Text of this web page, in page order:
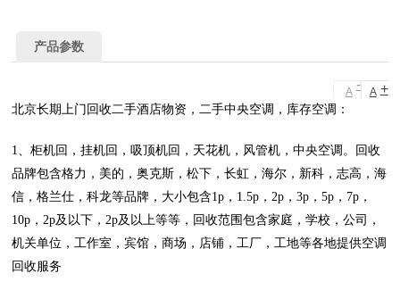
产品参数
A - A +
北京长期上门回收二手酒店物资，二手中央空调，库存空调：
1、柜机回，挂机回，吸顶机回，天花机，风管机，中央空调。回收
品牌包含格力，美的，奥克斯，松下，长虹，海尔，新科，志高，海
信，格兰仕，科龙等品牌，大小包含1p，1.5p，2p，3p，5p，7p，
10p，2p及以下，2p及以上等等，回收范围包含家庭，学校，公司，
机关单位，工作室，宾馆，商场，店铺，工厂，工地等各地提供空调
回收服务